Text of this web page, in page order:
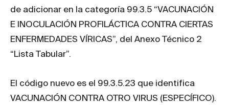
de adicionar en la categoría 99.3.5 “VACUNACIÓN
E INOCULACIÓN PROFILÁCTICA CONTRA CIERTAS
ENFERMEDADES VÍRICAS”, del Anexo Técnico 2
“Lista Tabular”.
El código nuevo es el 99.3.5.23 que identifica
VACUNACIÓN CONTRA OTRO VIRUS (ESPECÍFICO).